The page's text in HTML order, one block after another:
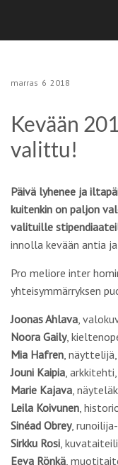
marras 6 2018
Kevään
valittu!
Päivä lyhenee ja
kuitenkin on paljon
valituille
innolla kevään antia
Pro meliore inter
yhteisymmärryksen
Joonas Ahlava,
Noora Gaily,
Mia Hafren,
Jouni Kaipia,
Marie Kajava,
Leila Koivunen,
Sinéad Obrey,
Sirkku Rosi,
Eeva Rönkä,